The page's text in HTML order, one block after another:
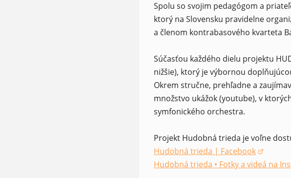
Spolu so svojim pedagógom a
ktorý na Slovensku pravidelne
a členom kontrabasového kvarteta
Súčasťou každého dielu projektu
nižšie), ktorý je výbornou
Okrem stručne, prehľadne a
množstvo ukážok (youtube), v
symfonického orchestra.
Projekt Hudobná trieda je voľne
Hudobná trieda | Facebook
(opens in a new window)
Hudobná trieda • Fotky a videá na
(opens in a new window)